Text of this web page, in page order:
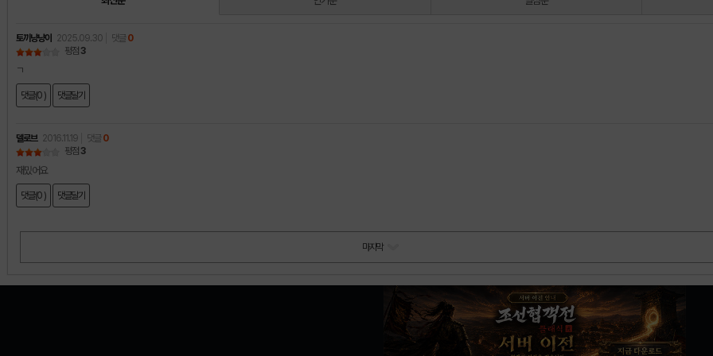
토끼냥냥이 2025.09.30 댓글 0
평점 3
ㄱ
댓글(0 ) 댓글달기
델로브 2016.11.19 댓글 0
평점 3
재밌어요
댓글(0 ) 댓글달기
마지막